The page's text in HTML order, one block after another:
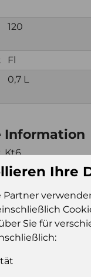
120
Fl
0,7 L
Information
Kt6
Fl
480
Ihre
Partner
Sie für